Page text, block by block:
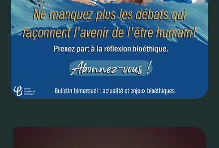
PMA - Belgique : Fin de l’anonymat des
donneurs...pour une meilleure prise en compte de
l’intérêt de l’enfant ?